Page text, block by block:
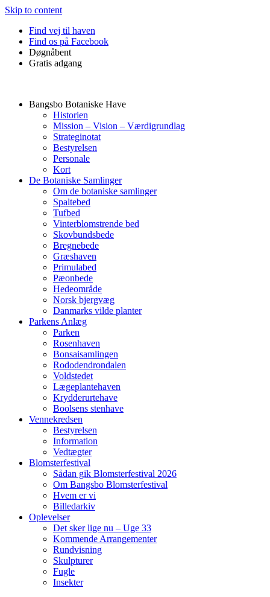
Skip to content
Find vej til haven
Find os på Facebook
Døgnåbent
Gratis adgang
Bangsbo Botaniske Have
Historien
Mission – Vision – Værdigrundlag
Strateginotat
Bestyrelsen
Personale
Kort
De Botaniske Samlinger
Om de botaniske samlinger
Spaltebed
Tufbed
Vinterblomstrende bed
Skovbundsbede
Bregnebede
Græshaven
Primulabed
Pæonbede
Hedeområde
Norsk bjergvæg
Danmarks vilde planter
Parkens Anlæg
Parken
Rosenhaven
Bonsaisamlingen
Rododendrondalen
Voldstedet
Lægeplantehaven
Krydderurtehave
Boolsens stenhave
Vennekredsen
Bestyrelsen
Information
Vedtægter
Blomsterfestival
Sådan gik Blomsterfestival 2026
Om Bangsbo Blomsterfestival
Hvem er vi
Billedarkiv
Oplevelser
Det sker lige nu – Uge 33
Kommende Arrangementer
Rundvisning
Skulpturer
Fugle
Insekter